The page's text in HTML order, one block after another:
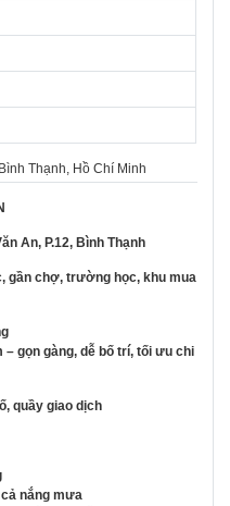
Thạnh, Hồ Chí Minh
ăn An, P.12, Bình Thạnh
gần chợ, trường học, khu mua
– gọn gàng, dễ bố trí, tối ưu chi
ố, quầy giao dịch
ả nắng mưa